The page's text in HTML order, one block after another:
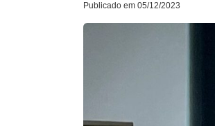
Publicado em 05/12/2023